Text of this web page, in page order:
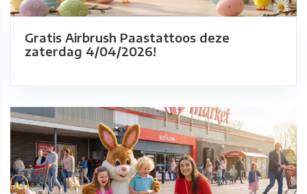
Gratis Airbrush Paastattoos deze
zaterdag 4/04/2026!